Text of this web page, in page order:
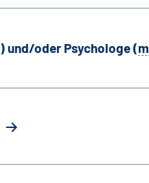
) und/oder Psychologe (m